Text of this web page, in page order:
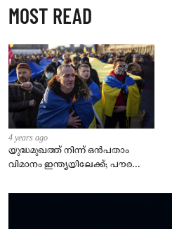
MOST READ
4 years ago
യുദ്ധമുഖത്ത് നിന്ന് ഒൻപതാം
വിമാനം ഇന്ത്യയിലേക്ക്; പൗരന്മാർ
– കേന്ദ്രം